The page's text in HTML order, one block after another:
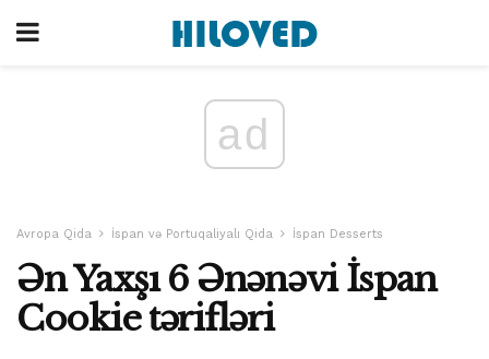
ad
Avropa Qida İspan və Portuqaliyalı Qida İspan Desserts
Ən Yaxşı 6 Ənənəvi İspan
Cookie tərifləri